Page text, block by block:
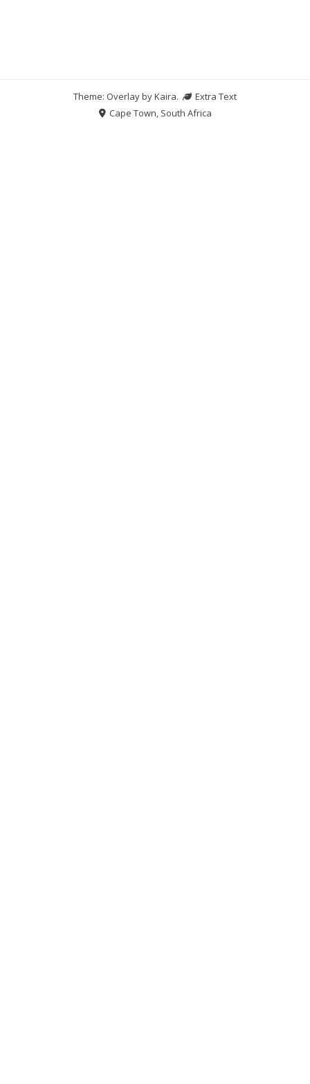
Theme: Overlay byKaira.
Extra Text
Cape Town, South Africa